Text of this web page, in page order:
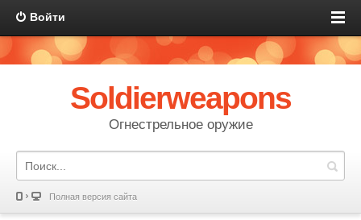
Войти
Soldierweapons
Огнестрельное оружие
Полная версия сайта